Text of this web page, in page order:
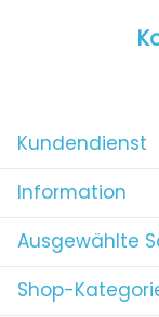
Kundendienst
Information
Ausgewählte
Shop-